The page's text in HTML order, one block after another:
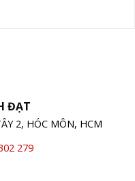
ĐẠT
2, HÓC MÔN, HCM
279